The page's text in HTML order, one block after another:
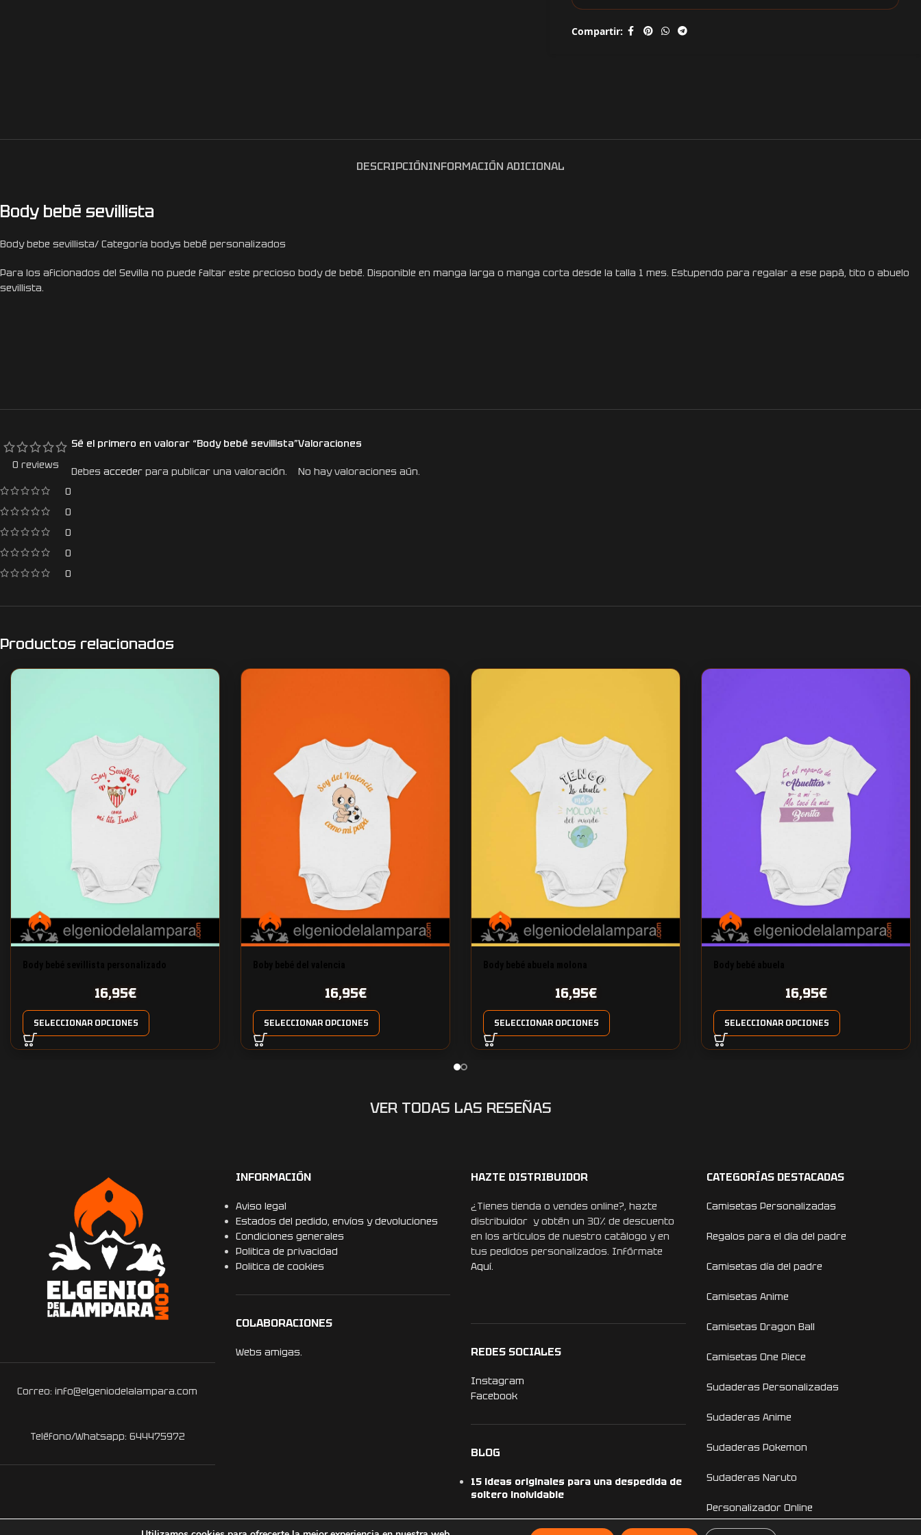
Compartir:
DESCRIPCIÓNINFORMACIÓN ADICIONAL
Body bebé sevillista
Body bebe sevillista/ Categoría bodys bebé personalizados
Para los aficionados del Sevilla no puede faltar este precioso body de bebé. Disponible en manga larga o manga corta desde la talla 1 mes. Estupendo para regalar a ese papá, tito o abuelo
sevillista.
0 reviews
0
0
0
0
0
Valoraciones
No hay valoraciones aún.
Sé el primero en valorar “Body bebé sevillista”
Debes acceder para publicar una valoración.
Productos relacionados
16,95€
SELECCIONAR OPCIONES
16,95€
SELECCIONAR OPCIONES
16,95€
SELECCIONAR OPCIONES
16,95€
SELECCIONAR OPCIONES
VER TODAS LAS RESEÑAS
Correo: info@elgeniodelalampara.com
Teléfono/Whatsapp: 644475972
INFORMACIÓN
Aviso legal
Estados del pedido, envíos y devoluciones
Condiciones generales
Politica de privacidad
Politica de cookies
COLABORACIONES
Webs amigas.
HAZTE DISTRIBUIDOR
¿Tienes tienda o vendes online?, hazte
distribuidor y obtén un 30% de descuento
en los artículos de nuestro catálogo y en
tus pedidos personalizados. Infórmate
Aquí.
REDES SOCIALES
Instagram
Facebook
BLOG
15 ideas originales para una despedida de
soltero inolvidable
CATEGORÍAS DESTACADAS
Camisetas Personalizadas
Regalos para el día del padre
Camisetas día del padre
Camisetas Anime
Camisetas Dragon Ball
Camisetas One Piece
Sudaderas Personalizadas
Sudaderas Anime
Sudaderas Pokemon
Sudaderas Naruto
Personalizador Online